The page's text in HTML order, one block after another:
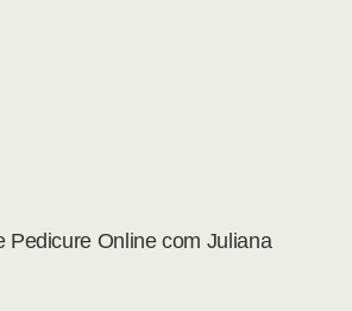
Pedicure Online com Juliana